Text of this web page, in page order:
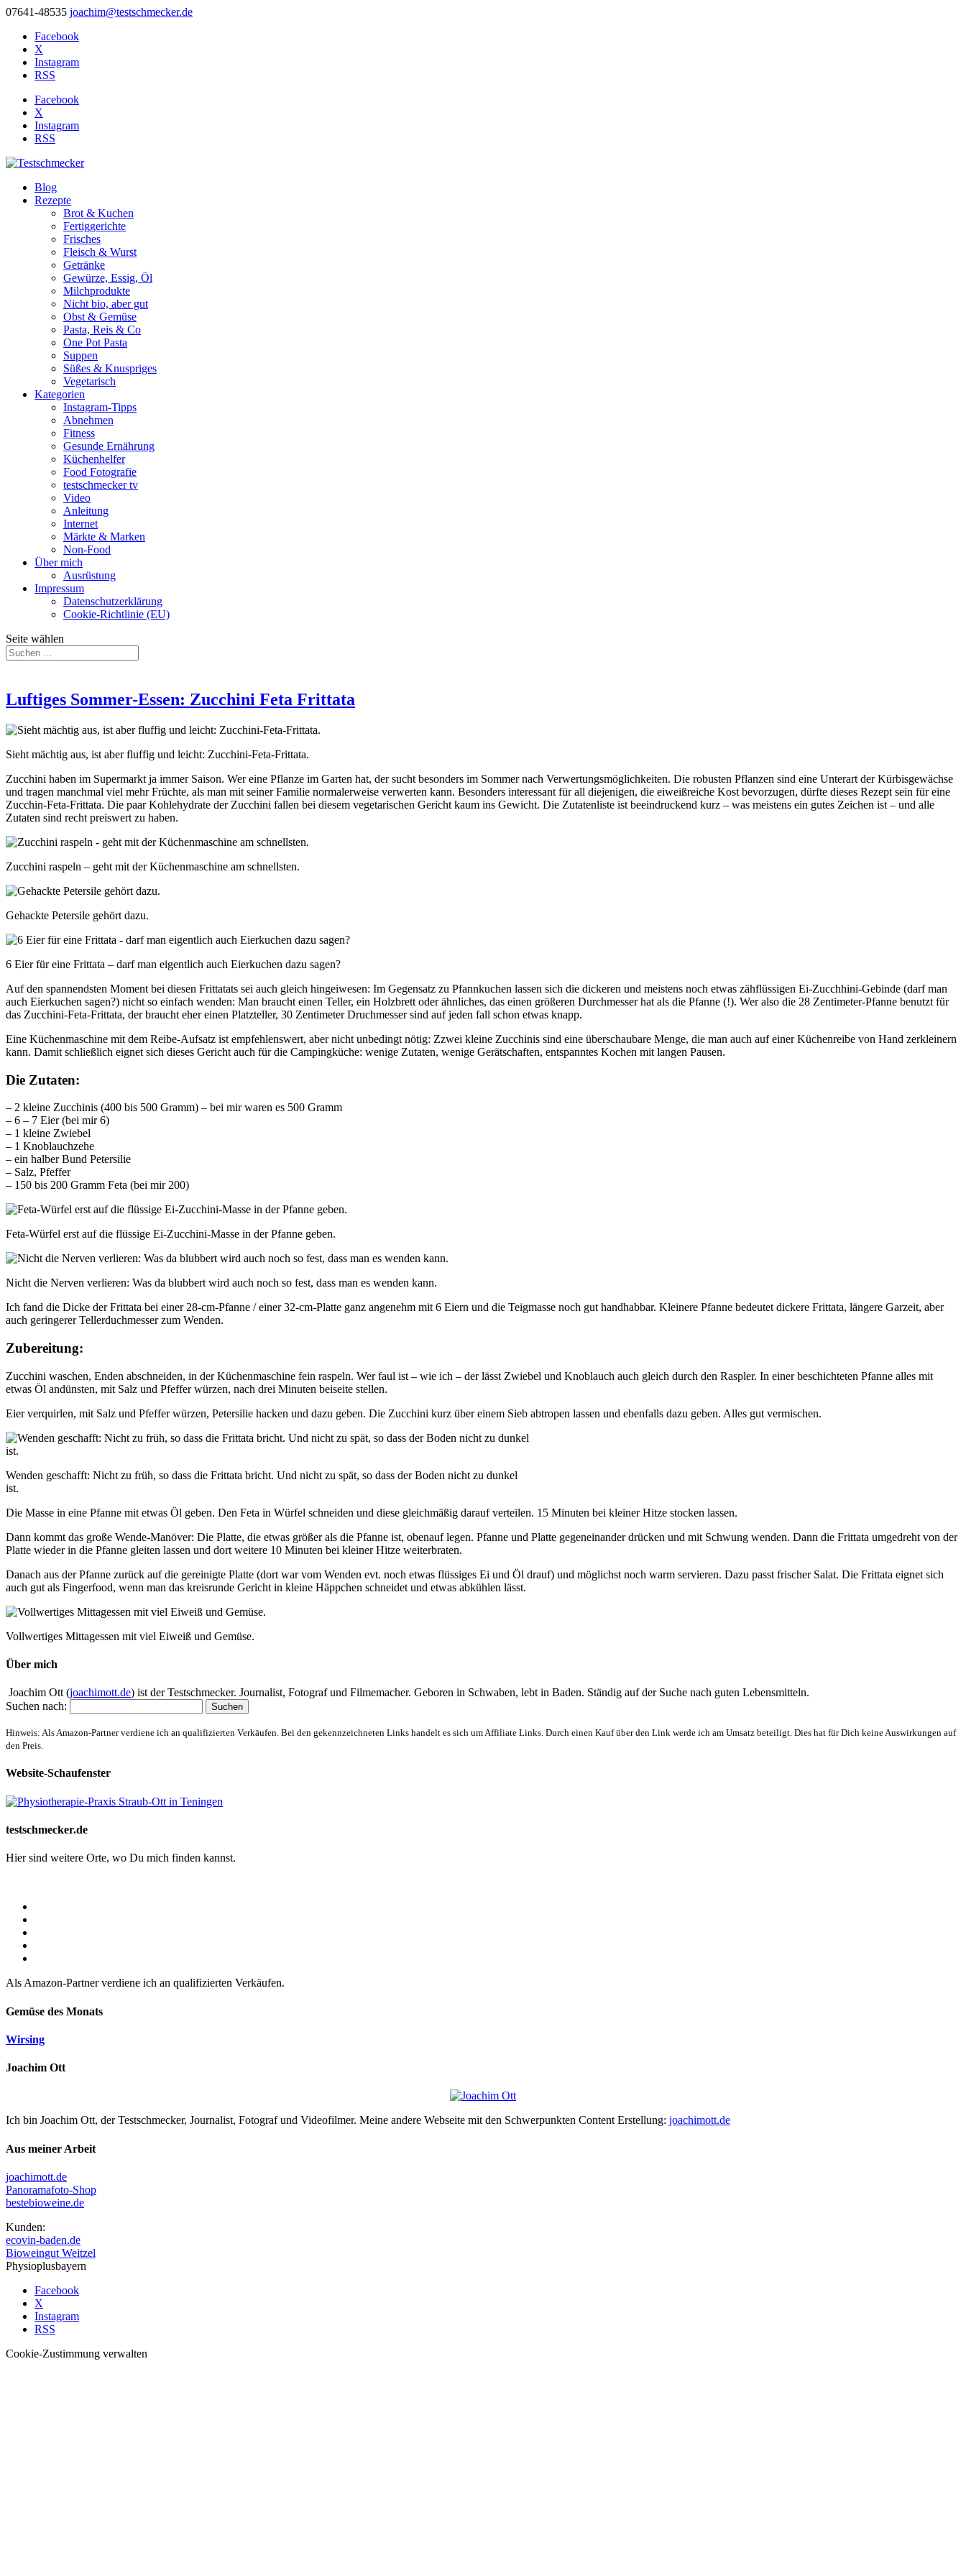
07641-48535 joachim@testschmecker.de
Facebook
X
Instagram
RSS
Facebook
X
Instagram
RSS
Blog
Rezepte
Brot & Kuchen
Fertiggerichte
Frisches
Fleisch & Wurst
Getränke
Gewürze, Essig, Öl
Milchprodukte
Nicht bio, aber gut
Obst & Gemüse
Pasta, Reis & Co
One Pot Pasta
Suppen
Süßes & Knuspriges
Vegetarisch
Kategorien
Instagram-Tipps
Abnehmen
Fitness
Gesunde Ernährung
Küchenhelfer
Food Fotografie
testschmecker tv
Video
Anleitung
Internet
Märkte & Marken
Non-Food
Über mich
Ausrüstung
Impressum
Datenschutzerklärung
Cookie-Richtlinie (EU)
Seite wählen
Luftiges Sommer-Essen: Zucchini Feta Frittata
Sieht mächtig aus, ist aber fluffig und leicht: Zucchini-Feta-Frittata.
Zucchini haben im Supermarkt ja immer Saison. Wer eine Pflanze im Garten hat, der sucht besonders im Sommer nach Verwertungsmöglichkeiten. Die robusten Pflanzen sind eine Unterart der Kürbisgewächse
und tragen manchmal viel mehr Früchte, als man mit seiner Familie normalerweise verwerten kann. Besonders interessant für all diejenigen, die eiweißreiche Kost bevorzugen, dürfte dieses Rezept sein für eine
Zucchin-Feta-Frittata. Die paar Kohlehydrate der Zucchini fallen bei diesem vegetarischen Gericht kaum ins Gewicht. Die Zutatenliste ist beeindruckend kurz – was meistens ein gutes Zeichen ist – und alle
Zutaten sind recht preiswert zu haben.
Zucchini raspeln – geht mit der Küchenmaschine am schnellsten.
Gehackte Petersile gehört dazu.
6 Eier für eine Frittata – darf man eigentlich auch Eierkuchen dazu sagen?
Auf den spannendsten Moment bei diesen Frittatats sei auch gleich hingeiwesen: Im Gegensatz zu Pfannkuchen lassen sich die dickeren und meistens noch etwas zähflüssigen Ei-Zucchhini-Gebinde (darf man
auch Eierkuchen sagen?) nicht so einfach wenden: Man braucht einen Teller, ein Holzbrett oder ähnliches, das einen größeren Durchmesser hat als die Pfanne (!). Wer also die 28 Zentimeter-Pfanne benutzt für
das Zucchini-Feta-Frittata, der braucht eher einen Platzteller, 30 Zentimeter Druchmesser sind auf jeden fall schon etwas knapp.
Eine Küchenmaschine mit dem Reibe-Aufsatz ist empfehlenswert, aber nicht unbedingt nötig: Zzwei kleine Zucchinis sind eine überschaubare Menge, die man auch auf einer Küchenreibe von Hand zerkleinern
kann. Damit schließlich eignet sich dieses Gericht auch für die Campingküche: wenige Zutaten, wenige Gerätschaften, entspanntes Kochen mit langen Pausen.
Die Zutaten:
– 2 kleine Zucchinis (400 bis 500 Gramm) – bei mir waren es 500 Gramm
– 6 – 7 Eier (bei mir 6)
– 1 kleine Zwiebel
– 1 Knoblauchzehe
– ein halber Bund Petersilie
– Salz, Pfeffer
– 150 bis 200 Gramm Feta (bei mir 200)
Feta-Würfel erst auf die flüssige Ei-Zucchini-Masse in der Pfanne geben.
Nicht die Nerven verlieren: Was da blubbert wird auch noch so fest, dass man es wenden kann.
Ich fand die Dicke der Frittata bei einer 28-cm-Pfanne / einer 32-cm-Platte ganz angenehm mit 6 Eiern und die Teigmasse noch gut handhabbar. Kleinere Pfanne bedeutet dickere Frittata, längere Garzeit, aber
auch geringerer Tellerduchmesser zum Wenden.
Zubereitung:
Zucchini waschen, Enden abschneiden, in der Küchenmaschine fein raspeln. Wer faul ist – wie ich – der lässt Zwiebel und Knoblauch auch gleich durch den Raspler. In einer beschichteten Pfanne alles mit
etwas Öl andünsten, mit Salz und Pfeffer würzen, nach drei Minuten beiseite stellen.
Eier verquirlen, mit Salz und Pfeffer würzen, Petersilie hacken und dazu geben. Die Zucchini kurz über einem Sieb abtropen lassen und ebenfalls dazu geben. Alles gut vermischen.
Wenden geschafft: Nicht zu früh, so dass die Frittata bricht. Und nicht zu spät, so dass der Boden nicht zu dunkel
ist.
Die Masse in eine Pfanne mit etwas Öl geben. Den Feta in Würfel schneiden und diese gleichmäßig darauf verteilen. 15 Minuten bei kleiner Hitze stocken lassen.
Dann kommt das große Wende-Manöver: Die Platte, die etwas größer als die Pfanne ist, obenauf legen. Pfanne und Platte gegeneinander drücken und mit Schwung wenden. Dann die Frittata umgedreht von der
Platte wieder in die Pfanne gleiten lassen und dort weitere 10 Minuten bei kleiner Hitze weiterbraten.
Danach aus der Pfanne zurück auf die gereinigte Platte (dort war vom Wenden evt. noch etwas flüssiges Ei und Öl drauf) und möglichst noch warm servieren. Dazu passt frischer Salat. Die Frittata eignet sich
auch gut als Fingerfood, wenn man das kreisrunde Gericht in kleine Häppchen schneidet und etwas abkühlen lässt.
Vollwertiges Mittagessen mit viel Eiweiß und Gemüse.
Über mich
Joachim Ott (joachimott.de) ist der Testschmecker. Journalist, Fotograf und Filmemacher. Geboren in Schwaben, lebt in Baden. Ständig auf der Suche nach guten Lebensmitteln.
Suchen nach:
Hinweis: Als Amazon-Partner verdiene ich an qualifizierten Verkäufen. Bei den gekennzeichneten Links handelt es sich um Affiliate Links. Durch einen Kauf über den Link werde ich am Umsatz beteiligt. Dies hat für Dich keine Auswirkungen auf
den Preis.
Website-Schaufenster
testschmecker.de
Hier sind weitere Orte, wo Du mich finden kannst.
Als Amazon-Partner verdiene ich an qualifizierten Verkäufen.
Gemüse des Monats
Wirsing
Joachim Ott
Ich bin Joachim Ott, der Testschmecker, Journalist, Fotograf und Videofilmer. Meine andere Webseite mit den Schwerpunkten Content Erstellung: joachimott.de
Aus meiner Arbeit
joachimott.de
Panoramafoto-Shop
bestebioweine.de
Kunden:
ecovin-baden.de
Bioweingut Weitzel
Physioplusbayern
Facebook
X
Instagram
RSS
Cookie-Zustimmung verwalten